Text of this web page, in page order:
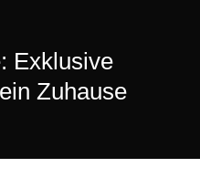
Exklusive
Zuhause